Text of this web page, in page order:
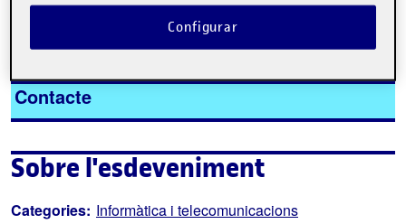
La inscripció ha finalitzat.
Inscriure-s'hi
Contacte
Sobre l'esdeveniment
Categories: Informàtica i telecomunicacions
Configurar